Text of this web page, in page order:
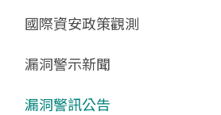
GCB部署資源
GCB終止支援
FAQ
國際資安政策觀測
漏洞警示新聞
漏洞警訊公告